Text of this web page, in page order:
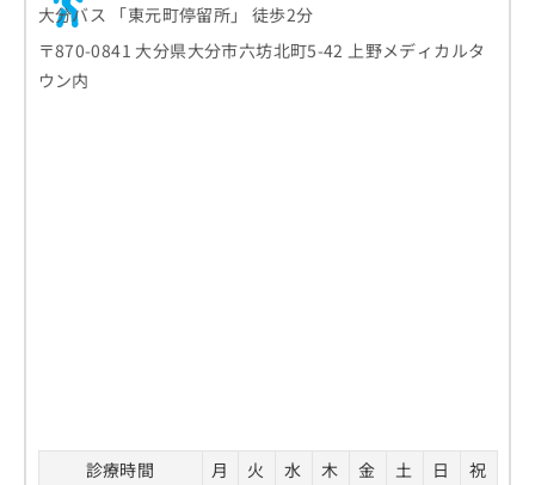
大分バス 「東元町停留所」 徒歩2分
〒870-0841 大分県大分市六坊北町5-42 上野メディカルタ
ウン内
診療時間 月 火 水 木 金 土 日
祝